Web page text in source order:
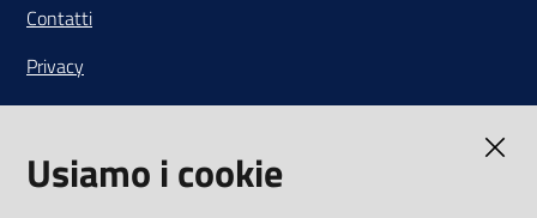
Contatti
Privacy
Note legali
Media Policy
Usiamo i cookie